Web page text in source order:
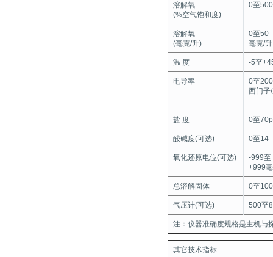
溶解氧
(%空气饱和度)
0至
溶解氧
(毫克/升)
0至50
毫克/升
温 度 -5至
电导率
0至
西门子
盐 度 0至
酸碱度(可选) 0至14
氧化还原电位(可选)
-999至
+999
总溶解固体 0至
气压计(可选) 500至
注：仪器准确度规格是主机与
其它技术指标